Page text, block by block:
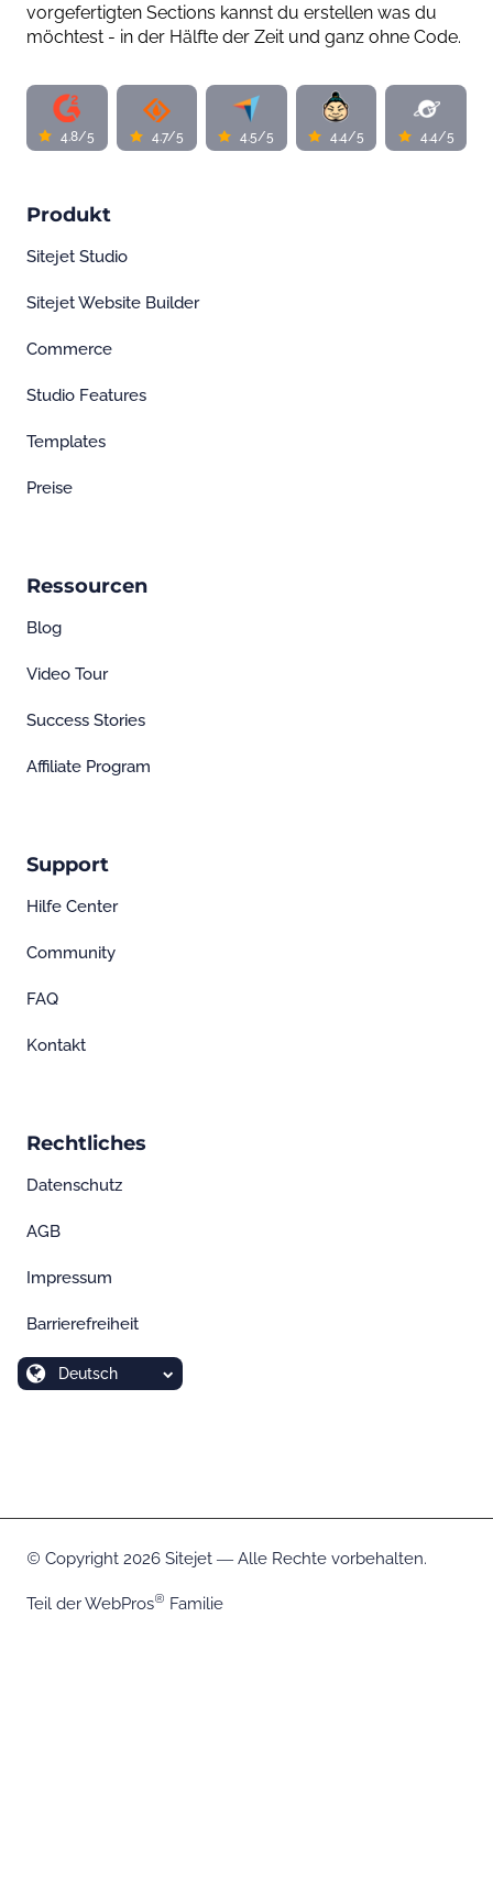
vorgefertigten Sections kannst du erstellen was du
möchtest - in der Hälfte der Zeit und ganz ohne Code.
4.8/5 4.7/5 4.5/5 4.4/5 4.4/5
Produkt
Sitejet Studio
Sitejet Website Builder
Commerce
Studio Features
Templates
Preise
Ressourcen
Blog
Video Tour
Success Stories
Affiliate Program
Support
Hilfe Center
Community
FAQ
Kontakt
Rechtliches
Datenschutz
AGB
Impressum
Barrierefreiheit
Deutsch
Copyright 2026 Sitejet ― Alle Rechte vorbehalten.
Teil derWebPros Familie